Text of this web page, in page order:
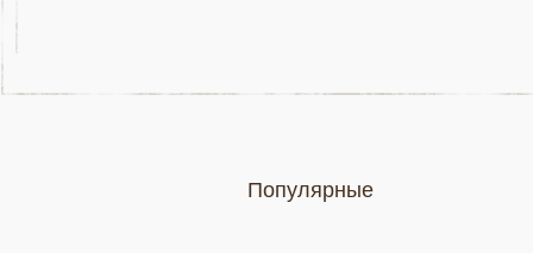
Популярные